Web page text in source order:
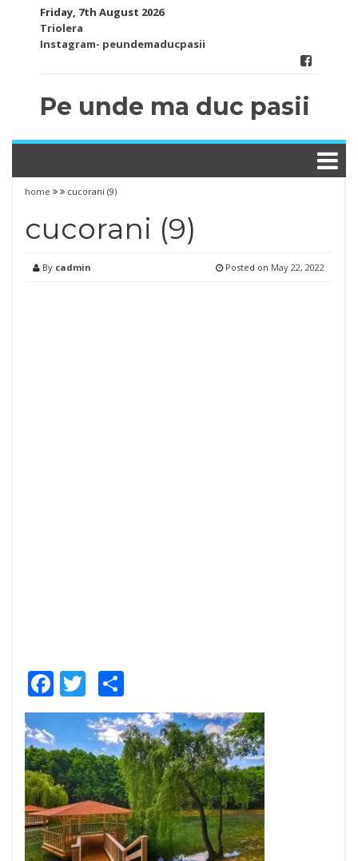
Friday, 7th August 2026
Triolera
Instagram- peundemaducpasii
Pe unde ma duc pasii
home cucorani (9)
cucorani (9)
By cadmin Posted on May 22, 2022
Facebook
Twitter